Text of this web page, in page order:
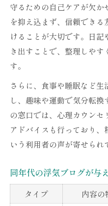
守るための自己ケアが欠
を抑え込まず、信頼でき
けることが大切です。日
き出すことで、整理しや
す。
さらに、食事や睡眠など
し、趣味や運動で気分転
の窓口では、心理カウン
アドバイスも行っており、
いう利用者の声が寄せられ
同年代の浮気ブログが与
タイプ 内容の